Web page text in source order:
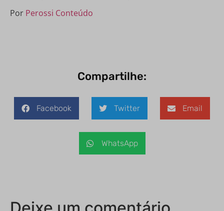
Por Perossi Conteúdo
Compartilhe:
Facebook Twitter Email
WhatsApp